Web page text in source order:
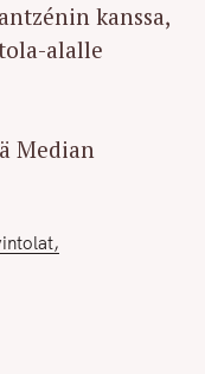
kanssa,
alalle
Median